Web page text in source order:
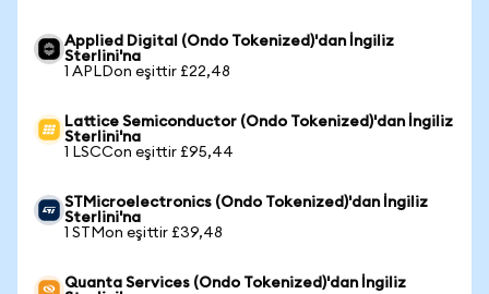
Applied Digital (Ondo Tokenized)'dan İngiliz
Sterlini'na
1 APLDon eşittir £22,48
Lattice Semiconductor (Ondo Tokenized)'dan İngiliz
Sterlini'na
1 LSCCon eşittir £95,44
STMicroelectronics (Ondo Tokenized)'dan İngiliz
Sterlini'na
1 STMon eşittir £39,48
Quanta Services (Ondo Tokenized)'dan İngiliz